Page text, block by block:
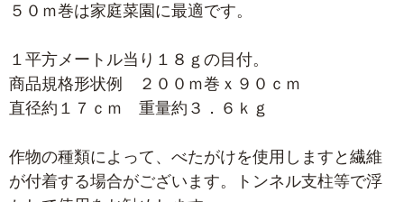
５０ｍ巻は家庭菜園に最適です。
１平方メートル当り１８ｇの目付。
商品規格形状例 ２００ｍ巻ｘ９０ｃｍ
直径約１７ｃｍ 重量約３．６ｋｇ
作物の種類によって、べたがけを使用しますと繊維
が付着する場合がございます。トンネル支柱等で浮